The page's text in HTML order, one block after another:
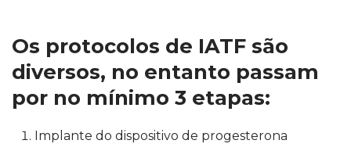
Os protocolos de IATF são
diversos, no entanto passam
por no mínimo 3 etapas:
Implante do dispositivo de progesterona